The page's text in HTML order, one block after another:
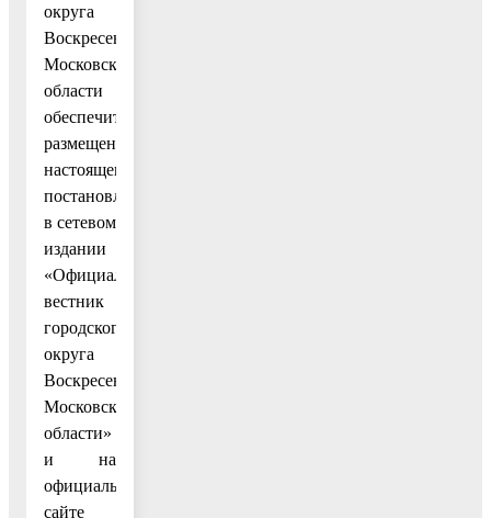
округа
Воскресенск
Московской
области
обеспечить
размещение
настоящего
постановления
в сетевом
издании
«Официальный
вестник
городского
округа
Воскресенск
Московской
области»
и на
официальном
сайте